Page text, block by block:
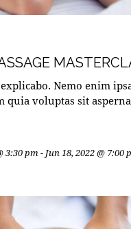
Nemo enim
quia voluptas sit
3:30 pm- Jun 18, 2022 @ 7:00